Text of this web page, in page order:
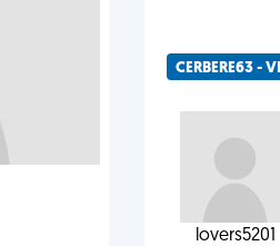
CERBERE63 -
lovers5201